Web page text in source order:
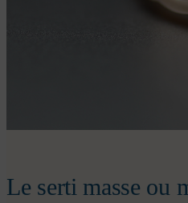
Le serti masse ou